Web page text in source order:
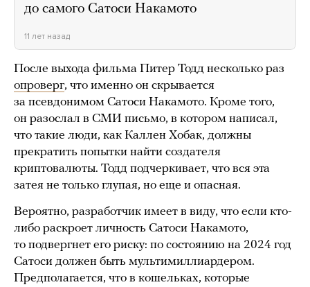
до самого Сатоси Накамото
11 лет назад
После выхода фильма Питер Тодд несколько раз
опроверг, что именно он скрывается
за псевдонимом Сатоси Накамото. Кроме того,
он разослал в СМИ письмо, в котором написал,
что такие люди, как Каллен Хобак, должны
прекратить попытки найти создателя
криптовалюты. Тодд подчеркивает, что вся эта
затея не только глупая, но еще и опасная.
Вероятно, разработчик имеет в виду, что если кто-
либо раскроет личность Сатоси Накамото,
то подвергнет его риску: по состоянию на 2024 год
Сатоси должен быть мультимиллиардером.
Предполагается, что в кошельках, которые